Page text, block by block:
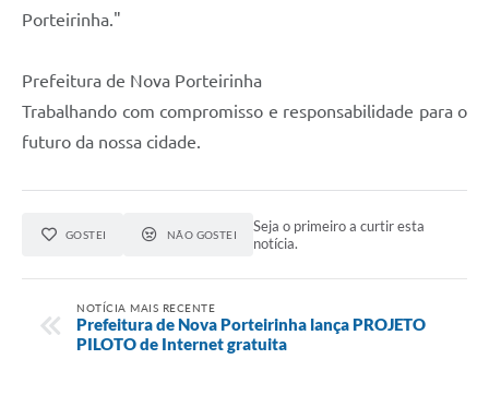
Porteirinha."
Prefeitura de Nova Porteirinha
Trabalhando com compromisso e responsabilidade para o
futuro da nossa cidade.
GOSTEI NÃO GOSTEI
Seja o primeiro a curtir esta
notícia.
NOTÍCIA MAIS RECENTE
Prefeitura de Nova Porteirinha lança PROJETO
PILOTO de Internet gratuita